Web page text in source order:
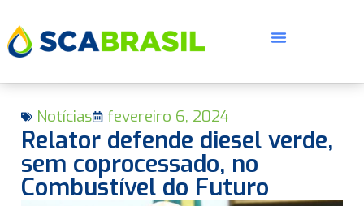
Notícias fevereiro 6, 2024
Relator defende diesel verde,
sem coprocessado, no
Combustível do Futuro